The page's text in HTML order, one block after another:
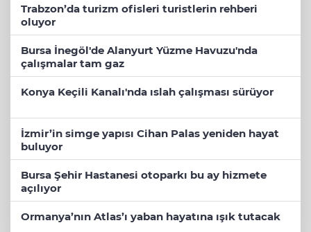
Trabzon’da turizm ofisleri turistlerin rehberi
oluyor
Bursa İnegöl'de Alanyurt Yüzme Havuzu'nda
çalışmalar tam gaz
Konya Keçili Kanalı'nda ıslah çalışması sürüyor
İzmir’in simge yapısı Cihan Palas yeniden hayat
buluyor
Bursa Şehir Hastanesi otoparkı bu ay hizmete
açılıyor
Ormanya’nın Atlas’ı yaban hayatına ışık tutacak